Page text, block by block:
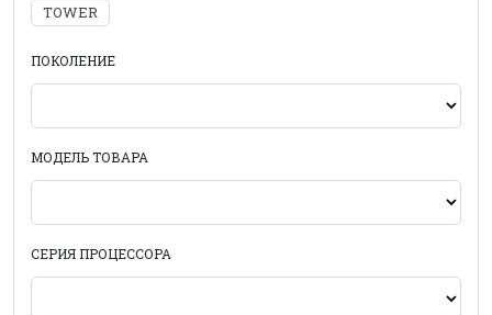
TOWER
ПОКОЛЕНИЕ
МОДЕЛЬ ТОВАРА
СЕРИЯ ПРОЦЕССОРА